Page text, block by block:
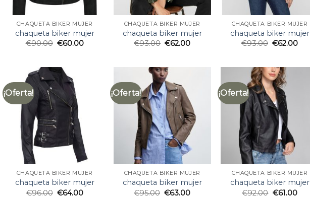
CHAQUETA BIKER MUJER
chaqueta biker mujer
€90.00 €60.00
CHAQUETA BIKER MUJER
chaqueta biker mujer
€93.00 €62.00
CHAQUETA BIKER MUJER
chaqueta biker mujer
€93.00 €62.00
¡Oferta!
CHAQUETA BIKER MUJER
chaqueta biker mujer
€96.00 €64.00
¡Oferta!
CHAQUETA BIKER MUJER
chaqueta biker mujer
€95.00 €63.00
¡Oferta!
CHAQUETA BIKER MUJER
chaqueta biker mujer
€92.00 €61.00